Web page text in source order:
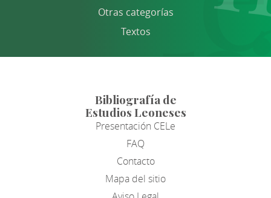
Otras categorías
Textos
Bibliografía de
Estudios Leoneses
Presentación CELe
FAQ
Contacto
Mapa del sitio